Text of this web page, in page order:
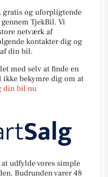
gratis og uforpligtende
TjekBil. Vi
netværk af
kontakter dig og
din bil.
med selv at finde en
bekymre dig om at
din bil nu
udfylde vores simple
Budrunden varer 48